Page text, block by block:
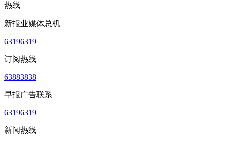
热线
新报业媒体总机
63196319
订阅热线
63883838
早报广告联系
63196319
新闻热线